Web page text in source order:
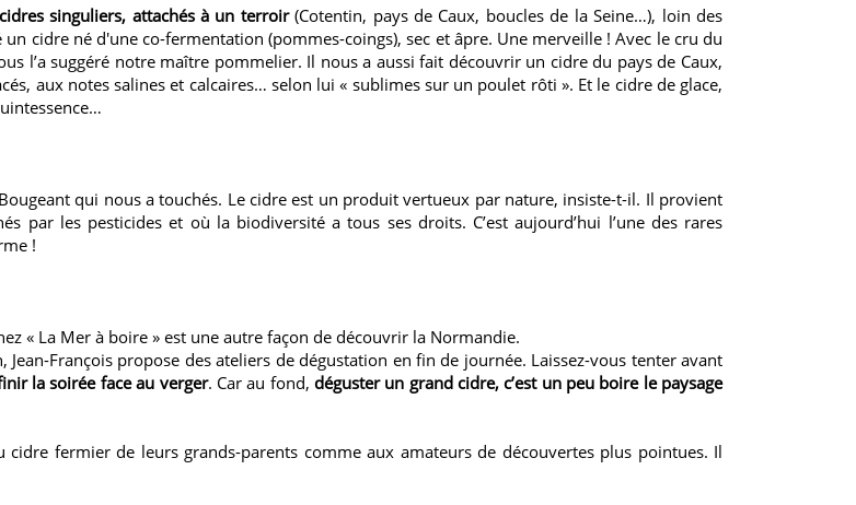
cidres singuliers, attachés à un terroir(Cotentin, pays de Caux, boucles de la Seine…), loin des
cidre né d'une co-fermentation (pommes-coings), sec et âpre. Une merveille ! Avec le cru du
l’a suggéré notre maître pommelier. Il nous a aussi fait découvrir un cidre du pays de Caux,
aux notes salines et calcaires… selon lui « sublimes sur un poulet rôti ». Et le cidre de glace,
qui nous a touchés. Le cidre est un produit vertueux par nature, insiste-t-il. Il provient
par les pesticides et où la biodiversité a tous ses droits. C’est aujourd’hui l’une des rares
!
« La Mer à boire » est une autre façon de découvrir la Normandie.
François propose des ateliers de dégustation en fin de journée. Laissez-vous tenter avant
la soirée face au verger. Car au fond, déguster un grand cidre, c’est un peu boire le paysage
cidre fermier de leurs grands-parents comme aux amateurs de découvertes plus pointues. Il